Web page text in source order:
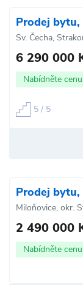
Prodej bytu,
Sv. Čecha,
6 290 000
Nabídněte cenu
5 / 5
Prodej bytu,
Miloňovice, okr.
2 490 000
Nabídněte cenu